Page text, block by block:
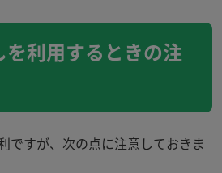
利用するときの注
ですが、次の点に注意しておきま